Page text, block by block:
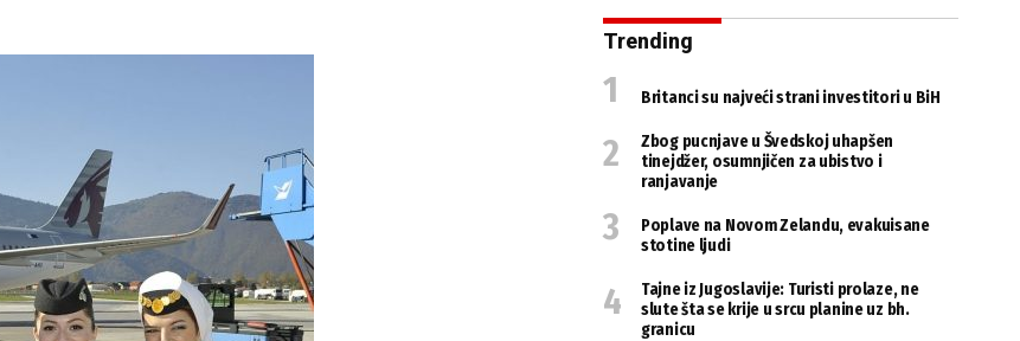
Trending
Britanci su najveći strani investitori u BiH
Zbog pucnjave u Švedskoj uhapšen
tinejdžer, osumnjičen za ubistvo i
ranjavanje
Poplave na Novom Zelandu, evakuisane
stotine ljudi
Tajne iz Jugoslavije: Turisti prolaze, ne
slute šta se krije u srcu planine uz bh.
granicu